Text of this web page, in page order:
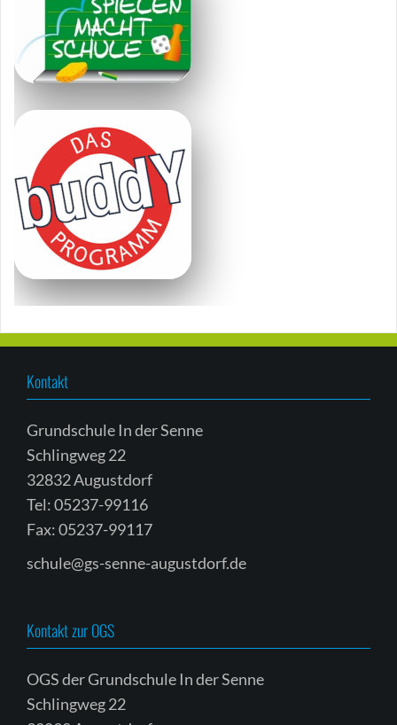
Kontakt
Grundschule In der Senne
Schlingweg 22
32832 Augustdorf
Tel: 05237-99116
Fax: 05237-99117
schule@gs-senne-augustdorf.de
Kontakt zur OGS
OGS der Grundschule In der Senne
Schlingweg 22